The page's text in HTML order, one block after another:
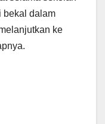
bekal dalam
ke